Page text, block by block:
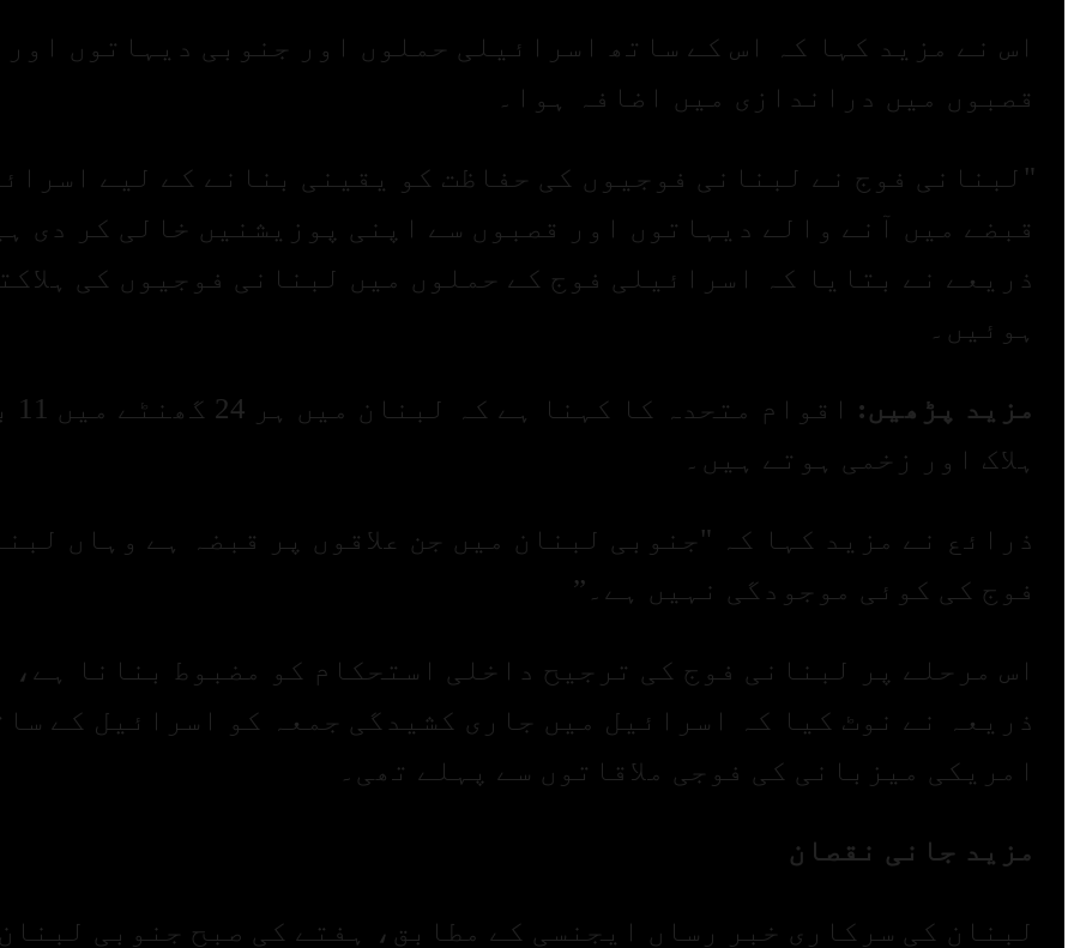
اس نے مزید کہا کہ اس کے ساتھ اسرائیلی حملوں اور جنوبی دیہاتوں اور
قصبوں میں دراندازی میں اضافہ ہوا۔
"لبنانی فوج نے لبنانی فوجیوں کی حفاظت کو یقینی بنانے کے لیے
قبضے میں آنے والے دیہاتوں اور قصبوں سے اپنی پوزیشنیں خالی کر دی
ذریعے نے بتایا کہ اسرائیلی فوج کے حملوں میں لبنانی فوجیوں کی
ہوئیں۔
مزید پڑھیں:
ہلاک اور زخمی ہوتے ہیں۔
ذرائع نے مزید کہا کہ "جنوبی لبنان میں جن علاقوں پر قبضہ ہے وہاں
فوج کی کوئی موجودگی نہیں ہے۔”
اس مرحلے پر لبنانی فوج کی ترجیح داخلی استحکام کو مضبوط بنانا ہے،
ذریعہ نے نوٹ کیا کہ اسرائیل میں جاری کشیدگی جمعہ کو اسرائیل کے
امریکی میزبانی کی فوجی ملاقاتوں سے پہلے تھی۔
مزید جانی نقصان
لبنان کی سرکاری خبر رساں ایجنسی کے مطابق، ہفتے کی صبح جنوبی